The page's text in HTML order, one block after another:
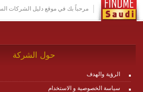
http://www.plutosms.com/zagel
مرحباً بك في موقع دليل الشركات
حول الشركة
الرؤية والهدف
سياسة الخصوصية و الاستخدام